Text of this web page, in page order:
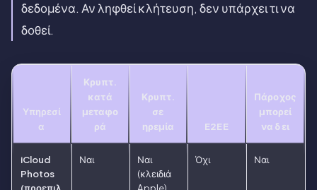
δεδομένα. Αν ληφθεί κλήτευση, δεν υπάρχει τι να
δοθεί.
Υπηρεσί
α
Κρυπτ.
κατά
μεταφο
ρά
Κρυπτ.
σε
ηρεμία
E2EE
Πάροχος
μπορεί
να δει
iCloud
Photos
Ναι
Ναι
(κλειδιά
Όχι Ναι